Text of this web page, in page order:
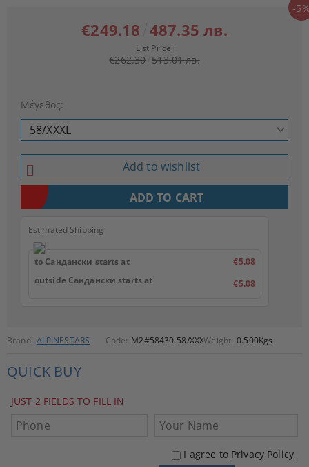
Brand: ALPINESTARS Code: M2#58430-58/XXXLWeight: 0.500Kgs
QUICK BUY
JUST 2 FIELDS TO FILL IN
I agree to Privacy Policy
-
€249.18 487.35 лв.
List Price:
€262.30 513.01 лв.
Μέγεθος:
Add to wishlist
Estimated Shipping
to Сандански starts at
€5.08
outside Сандански starts at
€5.08